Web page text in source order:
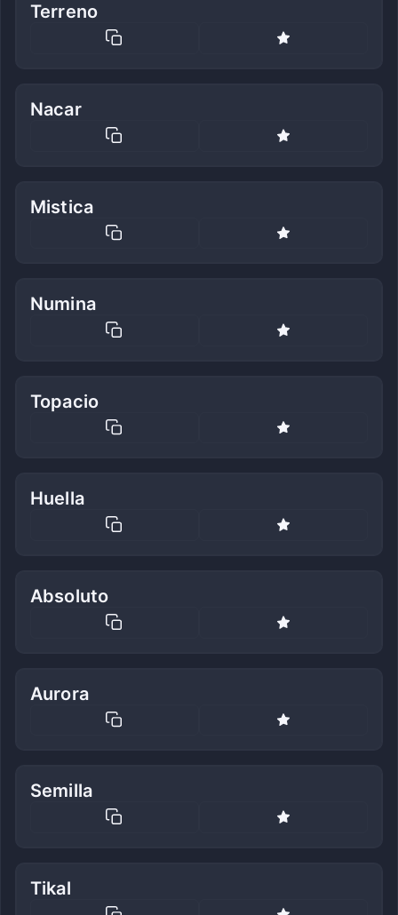
Terreno
Nacar
Mistica
Numina
Topacio
Huella
Absoluto
Aurora
Semilla
Tikal